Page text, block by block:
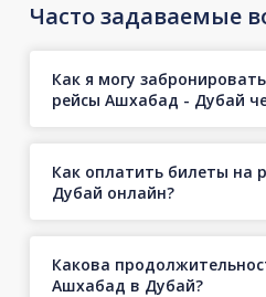
Часто задаваемые
Как я могу
рейсы Ашхабад - Дубай
Как оплатить билеты на
Дубай онлайн?
Какова
Ашхабад в Дубай?